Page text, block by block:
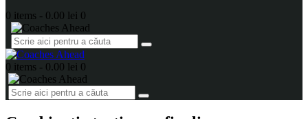
0 items - 0.00 lei 0
0 items - 0.00 lei 0